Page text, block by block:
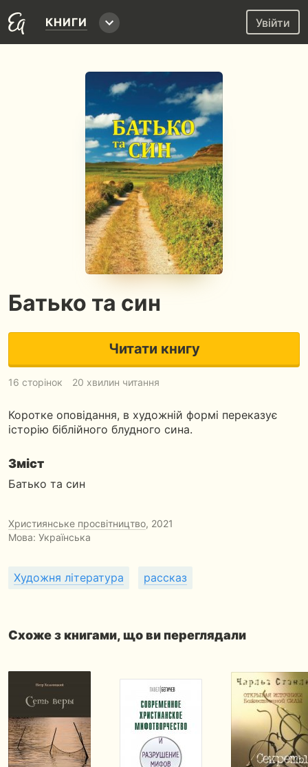
КНИГИ Увійти
Батько та син
Читати книгу
16 сторінок 20 хвилин читання
Коротке оповідання, в художній формі переказує
історію біблійного блудного сина.
Зміст
Батько та син
Християнське просвітництво, 2021
Мова: Українська
Художня література рассказ
Схоже з книгами, що ви переглядали